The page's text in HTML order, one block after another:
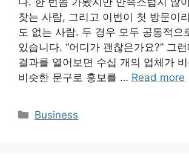
찾는 사람, 그리고 이번이 첫 방문이
도 없는 사람. 두 경우 모두 공통적으
있습니다. “어디가 괜찮은가요?” 그
결과를 열어보면 수십 개의 업체가
비슷한 문구로 홍보를 … Read more
Categories
Business